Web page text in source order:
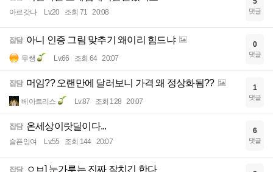
아르갓나 Lv.20 조회 71 20:08 댓글
잡담 아니 인증 그림 맞추기 왜이리 힘드냐
무쌩 Lv.66 조회 64 20:07
0
댓글
잡담 머임?? 오랜만에 달러보니 가격 왜 정상화됨??
베아트리스 Lv.87 조회 128 20:07
1
댓글
잡담 온세상이랏딜이다...
슬픈잉여 Lv.55 조회 144 20:07
6
댓글
잡담 ㅇㅂ] 눈가루는 진짜 잘치긴 한다